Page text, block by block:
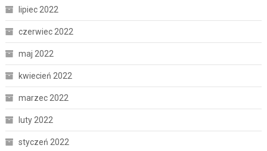
lipiec 2022
czerwiec 2022
maj 2022
kwiecień 2022
marzec 2022
luty 2022
styczeń 2022